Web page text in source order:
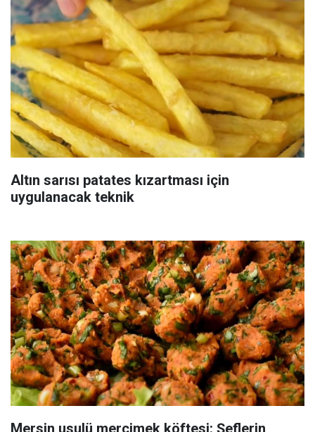
Altın sarısı patates kızartması için
uygulanacak teknik
Mersin usulü mercimek köftesi: Şeflerin